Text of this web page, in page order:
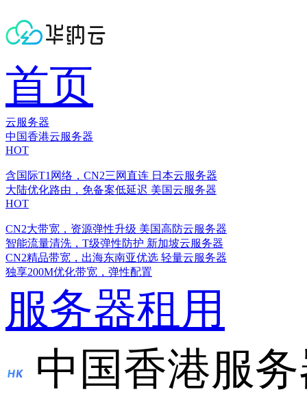
首页
云服务器
中国香港云服务器
HOT
含国际T1网络，CN2三网直连 日本云服务器
大陆优化路由，免备案低延迟 美国云服务器
HOT
CN2大带宽，资源弹性升级 美国高防云服务器
智能流量清洗，T级弹性防护 新加坡云服务器
CN2精品带宽，出海东南亚优选 轻量云服务器
独享200M优化带宽，弹性配置
服务器租用
中国香港服